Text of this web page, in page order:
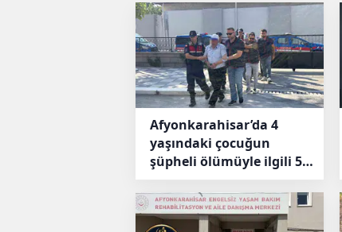
Afyonkarahisar’da 4
yaşındaki çocuğun
şüpheli ölümüyle ilgili 5
gözaltı